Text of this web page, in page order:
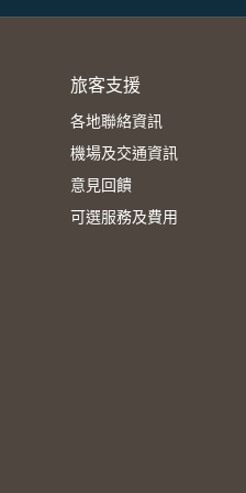
旅客支援
各地聯絡資訊
機場及交通資訊
意見回饋
可選服務及費用